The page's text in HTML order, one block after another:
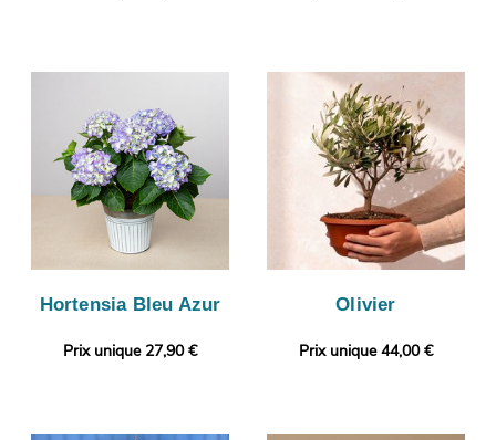
Hortensia Bleu Azur
Prix unique 27,90 €
Olivier
Prix unique 44,00 €